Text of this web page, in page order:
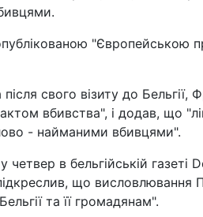
"Європейською
свого візиту до
вбивства", і додав, що
- найманими вбивцями".
четвер в бельгійській
що висловлювання
та її громадянам".